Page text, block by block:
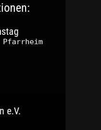
Pfarrheim
e.V.